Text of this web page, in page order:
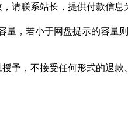
请联系站长，提供付款信息
，若小于网盘提示的容
予，不接受任何形式的退